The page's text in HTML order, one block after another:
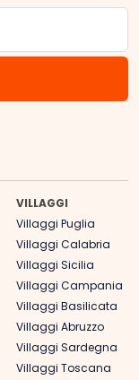
VILLAGGI
Villaggi Puglia
Villaggi Calabria
Villaggi Sicilia
Villaggi Campania
Villaggi Basilicata
Villaggi Abruzzo
Villaggi Sardegna
Villaggi Toscana